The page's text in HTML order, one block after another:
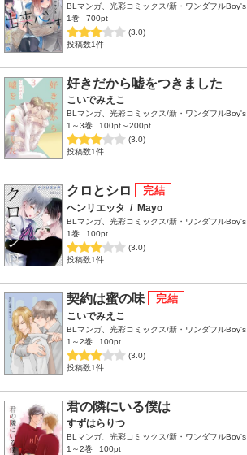
BLマンガ、光彩コミックス/新・ワンダフルBoy's
1巻
700pt
(3.0)
投稿数1件
好きだから嘘をつきました
こいでみえこ
BLマンガ、光彩コミックス/新・ワンダフルBoy's
1～3巻
100pt～200pt
(3.0)
投稿数1件
クロとシロ
ヘンリエッタ / Mayo
BLマンガ、光彩コミックス/新・ワンダフルBoy's
1巻
100pt
(3.0)
投稿数1件
契約は蜜の味
こいでみえこ
BLマンガ、光彩コミックス/新・ワンダフルBoy's
1～2巻
100pt
(3.0)
投稿数1件
君の隣にいる僕は
すずはらりつ
BLマンガ、光彩コミックス/新・ワンダフルBoy's
1～2巻
100pt